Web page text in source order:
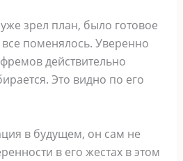
зрел план, было готовое
поменялось. Уверенно
действительно
Это видно по его
в будущем, он сам не
в его жестах в этом